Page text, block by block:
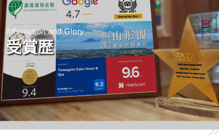
Affirmation and Glory
受賞歴